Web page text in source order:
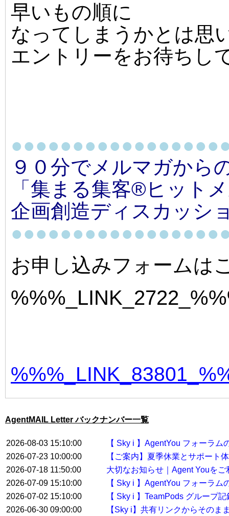
早いもの順に
なってしまうかとは思
エントリーをお待ちし
９０分でメルマガから
「集まる集客®ヒット
企画創造ディスカッシ
お申し込みフォームは
AgentMAIL Letter バックナンバー一覧
2026-08-03 15:10:00
【 Sky i 】AgentYou フォーラ
2026-07-23 10:00:00
【ご案内】夏季休業とサポート
2026-07-18 11:50:00
大切なお知らせ｜Agent Youを
2026-07-09 15:10:00
【 Sky i 】AgentYou フォーラ
2026-07-02 15:10:00
【 Sky i 】TeamPods グループ
2026-06-30 09:00:00
【Sky i】共有リンクからそのま